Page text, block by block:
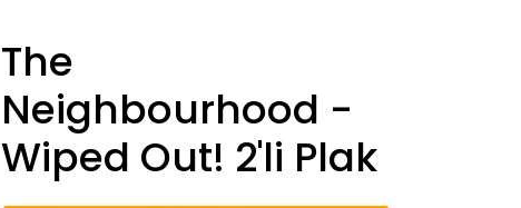
The
Neighbourhood -
Wiped Out! 2'li Plak